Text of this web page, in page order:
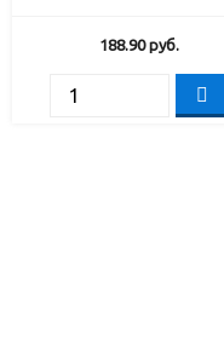
188.90руб.